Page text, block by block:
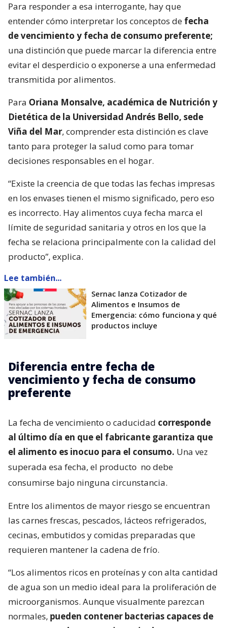
Para responder a esa interrogante, hay que
entender cómo interpretar los conceptos de fecha
de vencimiento y fecha de consumo preferente;
una distinción que puede marcar la diferencia entre
evitar el desperdicio o exponerse a una enfermedad
transmitida por alimentos.
Para Oriana Monsalve, académica de Nutrición y
Dietética de la Universidad Andrés Bello, sede
Viña del Mar, comprender esta distinción es clave
tanto para proteger la salud como para tomar
decisiones responsables en el hogar.
“Existe la creencia de que todas las fechas impresas
en los envases tienen el mismo significado, pero eso
es incorrecto. Hay alimentos cuya fecha marca el
límite de seguridad sanitaria y otros en los que la
fecha se relaciona principalmente con la calidad del
producto”, explica.
Lee también...
Sernac lanza Cotizador de
Alimentos e Insumos de
Emergencia: cómo funciona y qué
productos incluye
Diferencia entre fecha de
vencimiento y fecha de consumo
preferente
La fecha de vencimiento o caducidad corresponde
al último día en que el fabricante garantiza que
el alimento es inocuo para el consumo. Una vez
superada esa fecha, el producto no debe
consumirse bajo ninguna circunstancia.
Entre los alimentos de mayor riesgo se encuentran
las carnes frescas, pescados, lácteos refrigerados,
cecinas, embutidos y comidas preparadas que
requieren mantener la cadena de frío.
“Los alimentos ricos en proteínas y con alta cantidad
de agua son un medio ideal para la proliferación de
microorganismos. Aunque visualmente parezcan
normales, pueden contener bacterias capaces de